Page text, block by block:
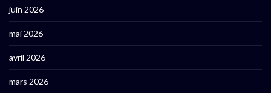
juin 2026
mai 2026
avril 2026
mars 2026